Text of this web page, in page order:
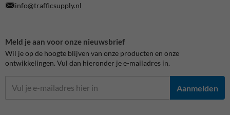
info@trafficsupply.nl
Meld je aan voor onze nieuwsbrief
Wil je op de hoogte blijven van onze producten en onze
ontwikkelingen. Vul dan hieronder je e-mailadres in.
Aanmelden